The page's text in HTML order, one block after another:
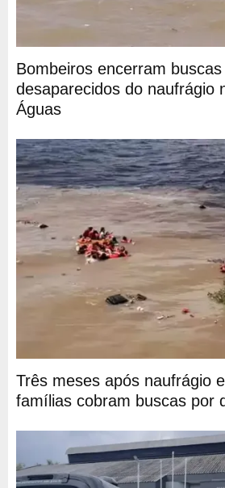
Bombeiros encerram
desaparecidos do naufrágio
Águas
Três meses após naufrágio
famílias cobram buscas por